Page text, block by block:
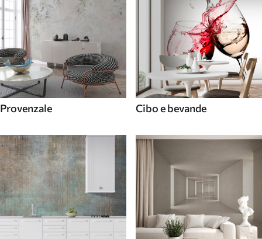
Provenzale Cibo e bevande